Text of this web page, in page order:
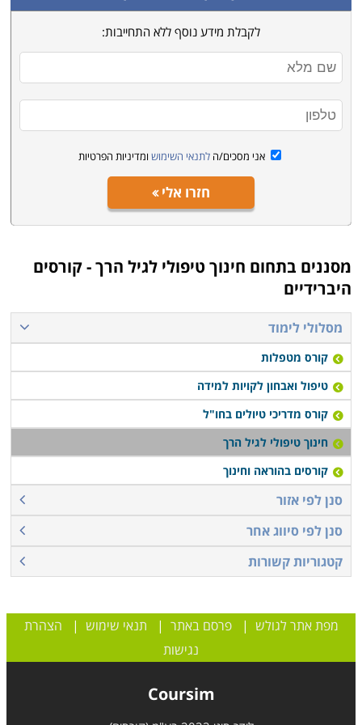
לקבלת מידע נוסף ללא התחייבות:
אני מסכים/ה לתנאי השימוש ומדיניות הפרטיות
חזרו אלי
מסננים בתחום חינוך טיפולי לגיל הרך - קורסים
היברידיים
מסלולי לימוד
קורס מטפלות
טיפול ואבחון לקויות למידה
קורס מדריכי טיולים בחו"ל
חינוך טיפולי לגיל הרך
קורסים בהוראה וחינוך
סנן לפי אזור
סנן לפי סיווג אחר
קטגוריות קשורות
מפת אתר לגולש |פרסם באתר | תנאי שימוש | הצהרת
נגישות
Coursim